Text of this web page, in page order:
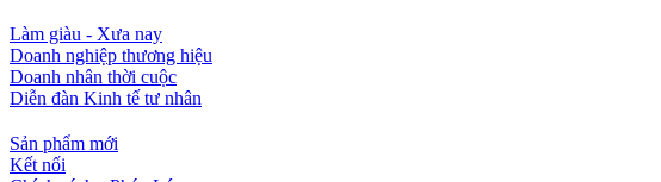
Làm giàu - Xưa nay
Doanh nghiệp thương hiệu
Doanh nhân thời cuộc
Diễn đàn Kinh tế tư nhân
Sản phẩm mới
Kết nối